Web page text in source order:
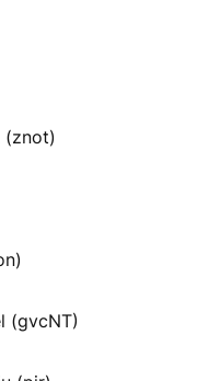
(znot)
(gvcNT)